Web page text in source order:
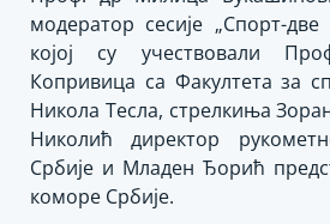
модератор сесије „Спорт-
којој су учествовали
Копривица са Факултета за
Никола Тесла, стрелкиња
Николић директор
Србије и Младен Ђорић
коморе Србије.